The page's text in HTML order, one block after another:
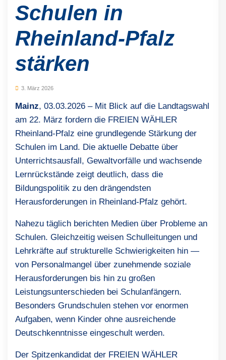
Schulen in
Rheinland-Pfalz
stärken
3. März 2026
Mainz, 03.03.2026 – Mit Blick auf die Landtagswahl
am 22. März fordern die FREIEN WÄHLER
Rheinland-Pfalz eine grundlegende Stärkung der
Schulen im Land. Die aktuelle Debatte über
Unterrichtsausfall, Gewaltvorfälle und wachsende
Lernrückstände zeigt deutlich, dass die
Bildungspolitik zu den drängendsten
Herausforderungen in Rheinland-Pfalz gehört.
Nahezu täglich berichten Medien über Probleme an
Schulen. Gleichzeitig weisen Schulleitungen und
Lehrkräfte auf strukturelle Schwierigkeiten hin —
von Personalmangel über zunehmende soziale
Herausforderungen bis hin zu großen
Leistungsunterschieden bei Schulanfängern.
Besonders Grundschulen stehen vor enormen
Aufgaben, wenn Kinder ohne ausreichende
Deutschkenntnisse eingeschult werden.
Der Spitzenkandidat der FREIEN WÄHLER